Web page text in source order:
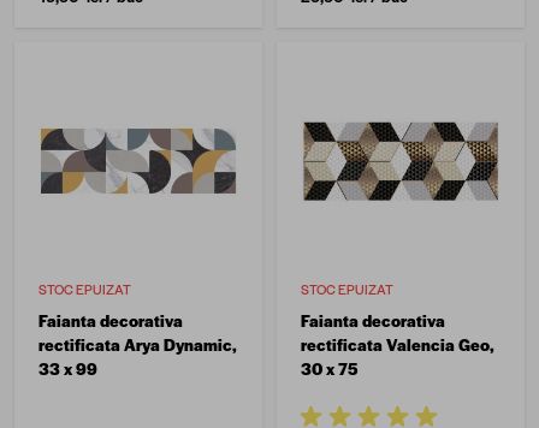
STOC EPUIZAT
Faianta decorativa
rectificata Arya Dynamic,
33 x 99
STOC EPUIZAT
Faianta decorativa
rectificata Valencia Geo,
30 x 75